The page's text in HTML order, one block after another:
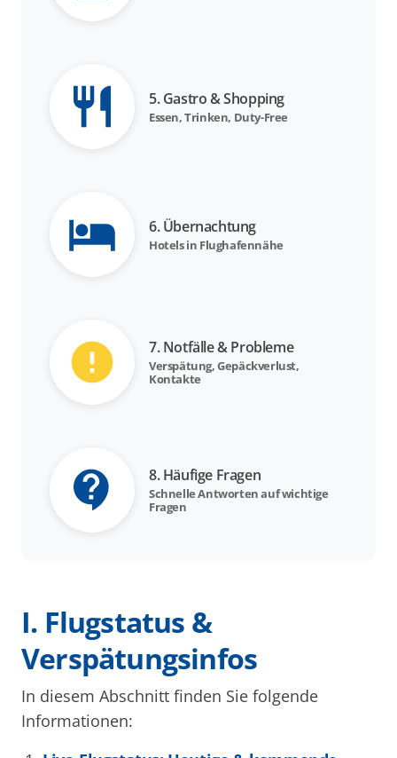
5. Gastro & Shopping
Essen, Trinken, Duty-Free
6. Übernachtung
Hotels in Flughafennähe
7. Notfälle & Probleme
Verspätung, Gepäckverlust,
Kontakte
8. Häufige Fragen
Schnelle Antworten auf wichtige
Fragen
I. Flugstatus &
Verspätungsinfos
In diesem Abschnitt finden Sie folgende
Informationen: